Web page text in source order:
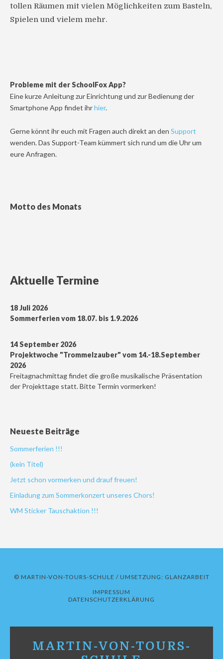
tollen Räumen mit vielen Möglichkeiten zum Basteln,
Spielen und vielem mehr.
Probleme mit der SchoolFox App?
Eine kurze Anleitung zur Einrichtung und zur Bedienung der
Smartphone App findet ihrhier.
Gerne könnt ihr euch mit Fragen auch direkt an den Support
wenden. Das Support-Team kümmert sich rund um die Uhr um
eure Anfragen.
Motto des Monats
Aktuelle Termine
18 Juli 2026
Sommerferien vom 18.07. bis 1.9.2026
14 September 2026
Projektwoche "Trommelzauber" vom 14.-18.September
2026
Freitagnachmittag findet die große musikalische Präsentation
der Projekttage statt. Bitte Termin vormerken!
Neueste Beiträge
Sommerferien !!!
(kein Titel)
Jetzt schon vormerken und drauf freuen!
Einladung zum Sommerkonzert unseres Chors!
WM Sticker Tauschaktion !!!
© MARTIN-VON-TOURS-SCHULE / UMSETZUNG: GLANZARBEIT
IMPRESSUM
DATENSCHUTZERKLÄRUNG
MARTIN-VON-TOURS-